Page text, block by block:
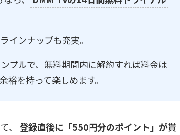
インナップも充実。
プルで、無料期間内に解約すれば料金は
を持って楽しめます。
、
登録直後に「550円分のポイント」が貰